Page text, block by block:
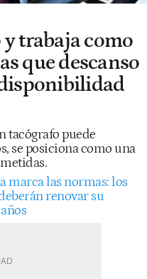
y trabaja como
que descanso
tacógrafo puede
se posiciona como una
marca las normas: los
renovar su